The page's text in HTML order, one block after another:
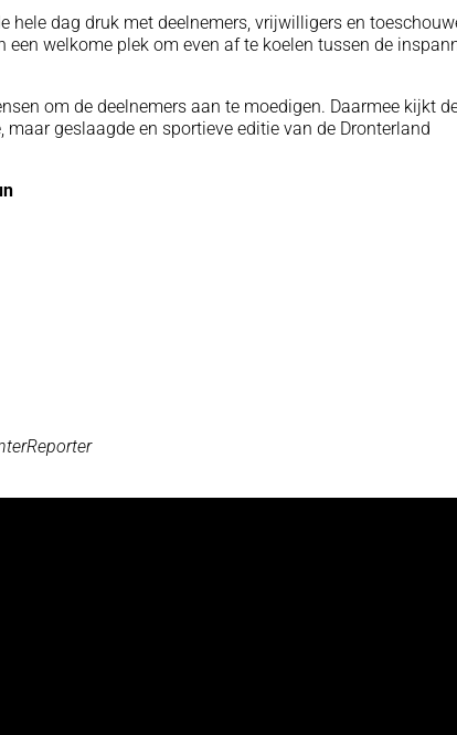
hele dag druk met deelnemers, vrijwilligers en
welkome plek om even af te koelen tussen de
om de deelnemers aan te moedigen. Daarmee kijkt
geslaagde en sportieve editie van de Dronterland